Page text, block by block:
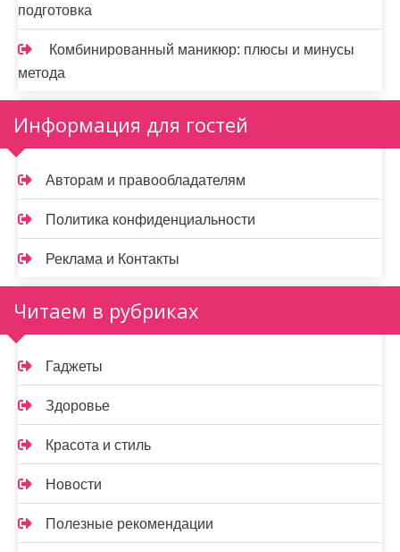
подготовка
Комбинированный маникюр: плюсы и минусы
метода
Информация для гостей
Авторам и правообладателям
Политика конфиденциальности
Реклама и Контакты
Читаем в рубриках
Гаджеты
Здоровье
Красота и стиль
Новости
Полезные рекомендации